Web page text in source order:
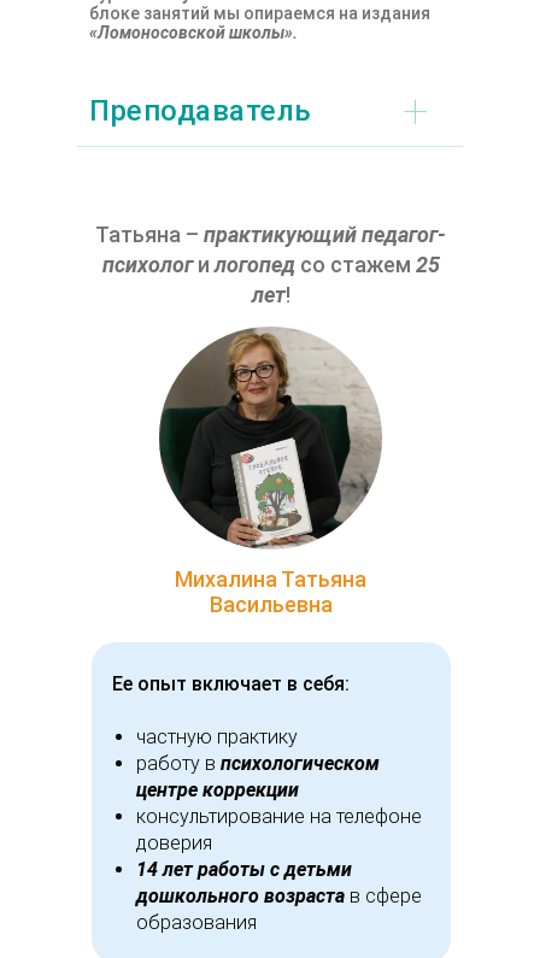
блоке занятий мы опираемся на издания
«Ломоносовской школы».
+
Преподаватель
Михалина Татьяна
Васильевна
Ее опыт включает в себя:
частную практику
работу в психологическом
центре коррекции
консультирование на телефоне
доверия
14 лет работы с детьми
дошкольного возраста в сфере
образования
Татьяна – практикующий педагог-
психологилогопед со стажем 25
лет!